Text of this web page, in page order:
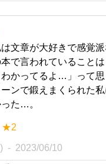
文章が大好きで感覚
で言われていること
かってるよ…」って思
ンで鍛えまくられた
た…。
★2
2023/06/10